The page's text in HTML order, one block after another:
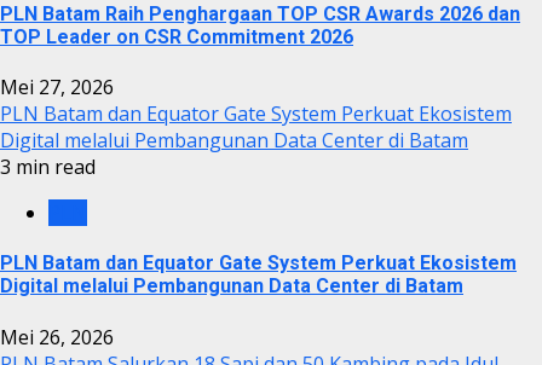
PLN Batam Raih Penghargaan TOP CSR Awards 2026 dan
TOP Leader on CSR Commitment 2026
Mei 27, 2026
PLN Batam dan Equator Gate System Perkuat Ekosistem
Digital melalui Pembangunan Data Center di Batam
3 min read
PLN Batam dan Equator Gate System Perkuat Ekosistem
Digital melalui Pembangunan Data Center di Batam
Mei 26, 2026